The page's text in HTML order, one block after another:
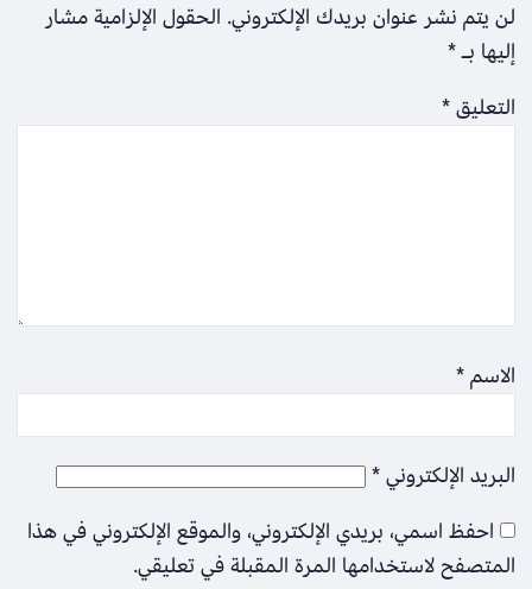
لن يتم نشر عنوان بريدك الإلكتروني. الحقول الإلزامية مشار
إليها بـ*
التعليق*
الاسم*
البريد الإلكتروني*
احفظ اسمي، بريدي الإلكتروني، والموقع الإلكتروني في هذا
المتصفح لاستخدامها المرة المقبلة في تعليقي.